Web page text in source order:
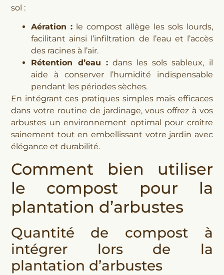
sol :
Aération : le compost allège les sols lourds,
facilitant ainsi l’infiltration de l’eau et l’accès
des racines à l’air.
Rétention d’eau :dans les sols sableux, il
aide à conserver l’humidité indispensable
pendant les périodes sèches.
En intégrant ces pratiques simples mais efficaces
dans votre routine de jardinage, vous offrez à vos
arbustes un environnement optimal pour croître
sainement tout en embellissant votre jardin avec
élégance et durabilité.
Comment bien utiliser
le compost pour la
plantation d’arbustes
Quantité de compost à
intégrer lors de la
plantation d’arbustes